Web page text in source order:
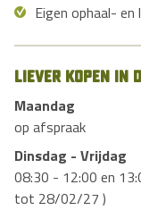
Eigen ophaal-
Liever kopen in
Maandag
op afspraak
Dinsdag - Vrijdag
08:30 - 12:00 en
tot 28/02/27 )